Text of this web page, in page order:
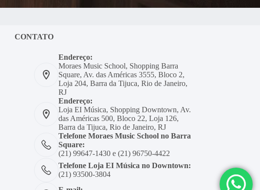
CONTATO
Endereço:
Moraes Music School, Shopping Barra
Square, Av. das Américas 3555, Bloco 2,
Loja 204, Barra da Tijuca, Rio de Janeiro,
RJ
Endereço:
Loja EI Música, Shopping Downtown, Av.
das Américas 500, Bloco 22, Loja 126,
Barra da Tijuca, Rio de Janeiro, RJ
Telefone Moraes Music School no Barra
Square:
(21) 99647-1430 e (21) 96750-4422
Telefone Loja EI Música no Downtown:
(21) 93500-3804